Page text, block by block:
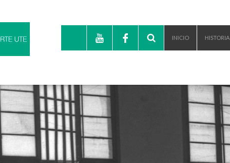
INICIO HISTORIA